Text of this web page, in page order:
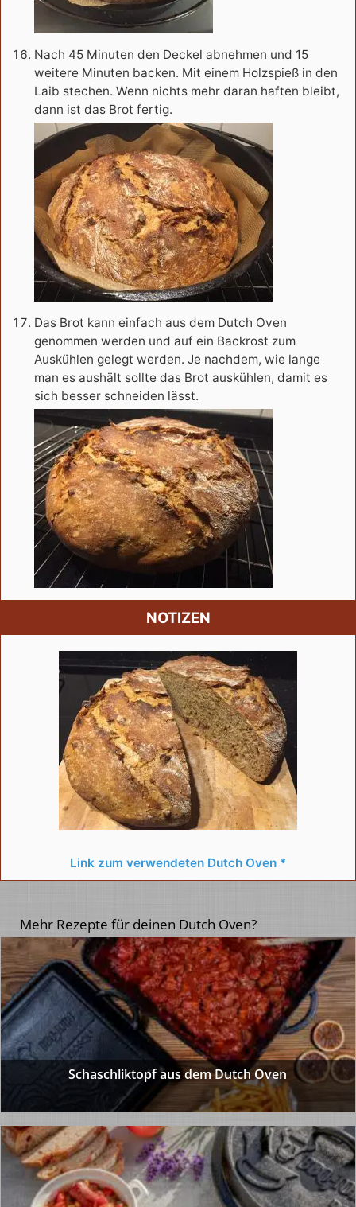
Nach 45 Minuten den Deckel abnehmen und 15
weitere Minuten backen. Mit einem Holzspieß in den
Laib stechen. Wenn nichts mehr daran haften bleibt,
dann ist das Brot fertig.
Das Brot kann einfach aus dem Dutch Oven
genommen werden und auf ein Backrost zum
Auskühlen gelegt werden. Je nachdem, wie lange
man es aushält sollte das Brot auskühlen, damit es
sich besser schneiden lässt.
NOTIZEN
Link zum verwendeten Dutch Oven *
Mehr Rezepte für deinen Dutch Oven?
Schaschliktopf aus dem Dutch Oven